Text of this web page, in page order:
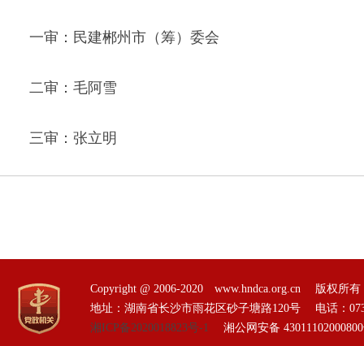
一审：民建郴州市（筹）委会
二审：毛阿雪
三审：张立明
Copyright @ 2006-2020 www.hndca.org.cn 版权所
地址：湖南省长沙市雨花区砂子塘路120号 电话：
湘ICP备2020018823号-1 湘公网安备